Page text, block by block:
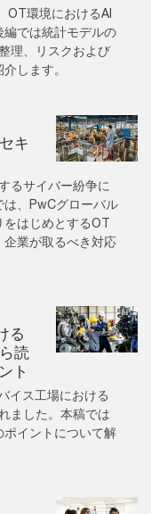
OT環境におけるAI
では統計モデルの
理、リスクおよび
します。
キ
るサイバー紛争に
は、PwCグローバル
をはじめとするOT
業が取るべき対応
る
読
ト
イス工場における
ました。本稿では
イントについて解